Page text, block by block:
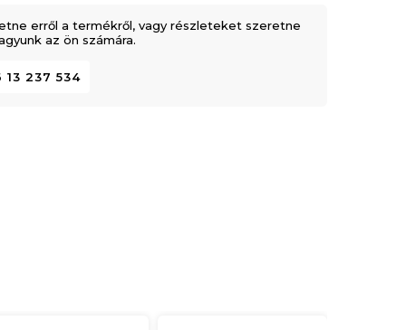
erről a termékről, vagy részleteket szeretne
az ön számára.
13 237 534